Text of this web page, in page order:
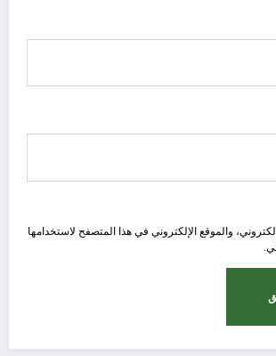
والموقع الإلكتروني في هذا المتصفح لاستخدامها